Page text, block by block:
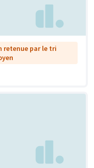
retenue par le tri